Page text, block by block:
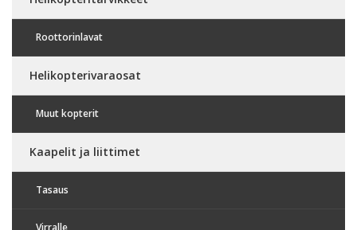
Roottorinlavat
Helikopterivaraosat
Muut kopterit
Kaapelit ja liittimet
Tasaus
Virralle